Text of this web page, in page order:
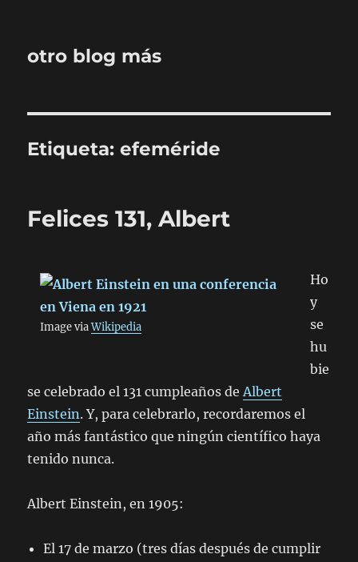
otro blog más
Etiqueta:efeméride
Felices 131, Albert
Image viaWikipedia
Ho
y
se
hu
bie
se celebrado el 131 cumpleaños deAlbert
Einstein. Y, para celebrarlo, recordaremos el
año más fantástico que ningún científico haya
tenido nunca.
Albert Einstein, en 1905:
El 17 de marzo (tres días después de cumplir